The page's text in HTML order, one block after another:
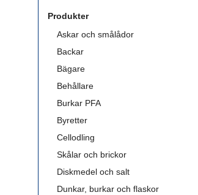
Produkter
Askar och smålådor
Backar
Bägare
Behållare
Burkar PFA
Byretter
Cellodling
Skålar och brickor
Diskmedel och salt
Dunkar, burkar och flaskor